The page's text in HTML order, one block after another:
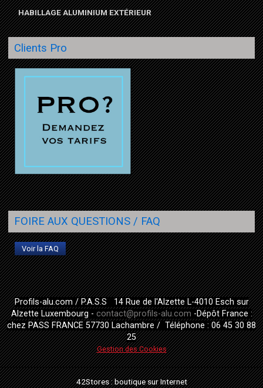
HABILLAGE ALUMINIUM EXTÉRIEUR
Clients Pro
FOIRE AUX QUESTIONS / FAQ
Voir la FAQ
Profils-alu.com / P.A.S.S 14 Rue de l'Alzette L-4010 Esch sur
Alzette Luxembourg - contact@profils-alu.com -Dépôt France :
chez PASS FRANCE 57730 Lachambre / Téléphone : 06 45 30 88
25
Gestion des Cookies
42Stores :boutique sur Internet